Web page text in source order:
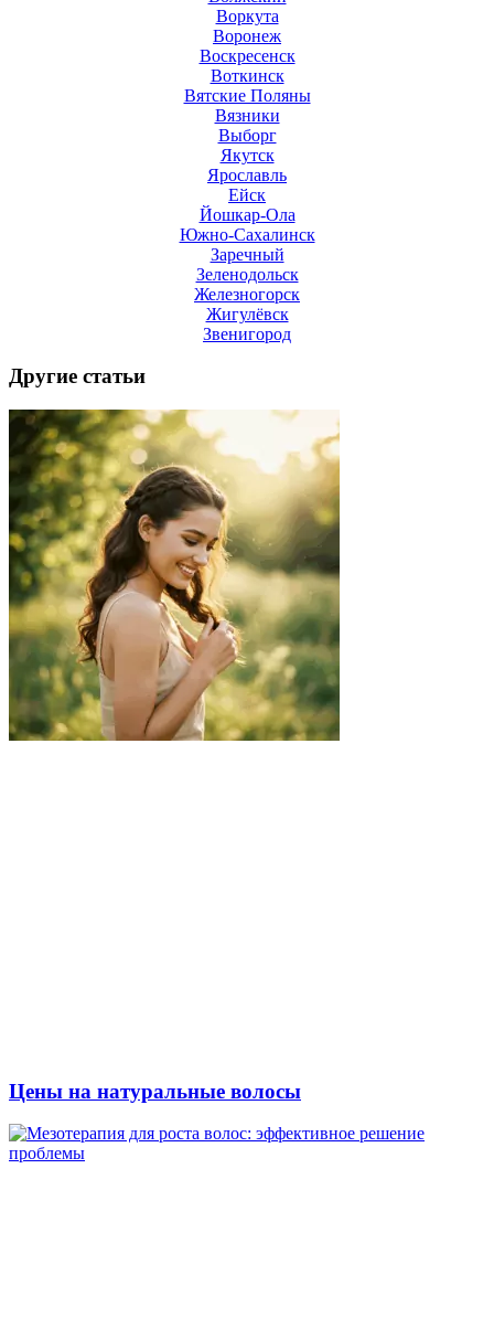
Воркута
Воронеж
Воскресенск
Воткинск
Вятские Поляны
Вязники
Выборг
Якутск
Ярославль
Ейск
Йошкар-Ола
Южно-Сахалинск
Заречный
Зеленодольск
Железногорск
Жигулёвск
Звенигород
Другие статьи
Цены на натуральные волосы